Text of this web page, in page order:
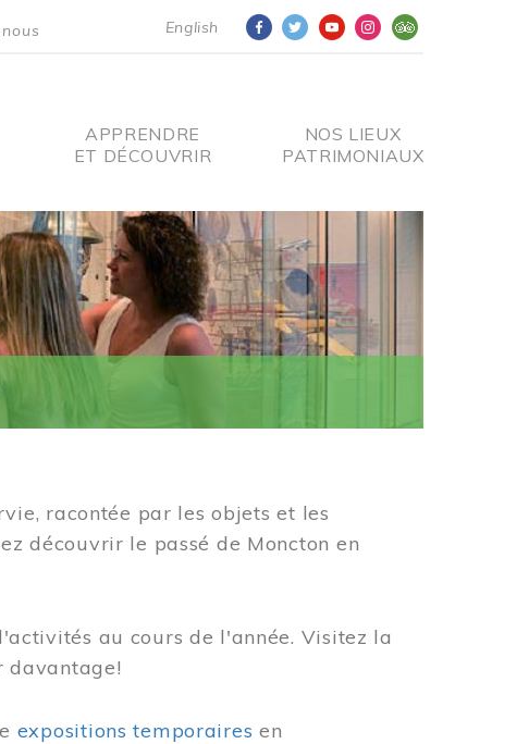
English
APPRENDRE
ET DÉCOUVRIR
NOS LIEUX
PATRIMONIAUX
racontée par les objets et les
découvrir le passé de Moncton en
au cours de l'année. Visitez la
davantage!
expositions temporaires en